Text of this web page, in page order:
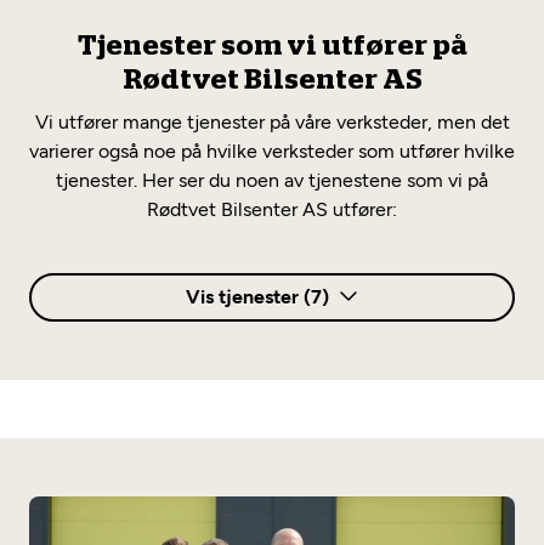
Tjenester som vi utfører på
Rødtvet Bilsenter AS
Vi utfører mange tjenester på våre verksteder, men det
varierer også noe på hvilke verksteder som utfører hvilke
tjenester. Her ser du noen av tjenestene som vi på
Rødtvet Bilsenter AS utfører:
Vis tjenester (7)
MekoService5+E
Test av bruktbil